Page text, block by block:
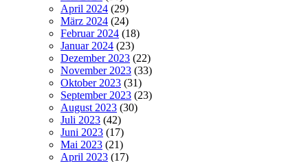
April 2024 (29)
März 2024 (24)
Februar 2024 (18)
Januar 2024 (23)
Dezember 2023 (22)
November 2023 (33)
Oktober 2023 (31)
September 2023 (23)
August 2023 (30)
Juli 2023 (42)
Juni 2023 (17)
Mai 2023 (21)
April 2023 (17)